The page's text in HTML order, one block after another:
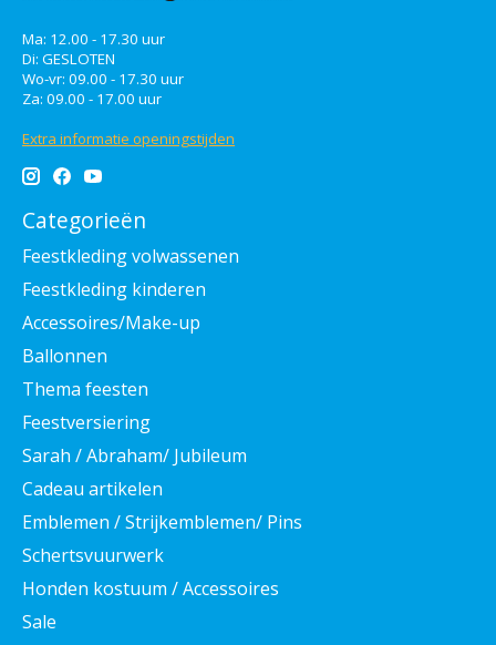
Ma: 12.00 - 17.30 uur
Di: GESLOTEN
Wo-vr: 09.00 - 17.30 uur
Za: 09.00 - 17.00 uur
Extra informatie openingstijden
Categorieën
Feestkleding volwassenen
Feestkleding kinderen
Accessoires/Make-up
Ballonnen
Thema feesten
Feestversiering
Sarah / Abraham/ Jubileum
Cadeau artikelen
Emblemen / Strijkemblemen/ Pins
Schertsvuurwerk
Honden kostuum / Accessoires
Sale